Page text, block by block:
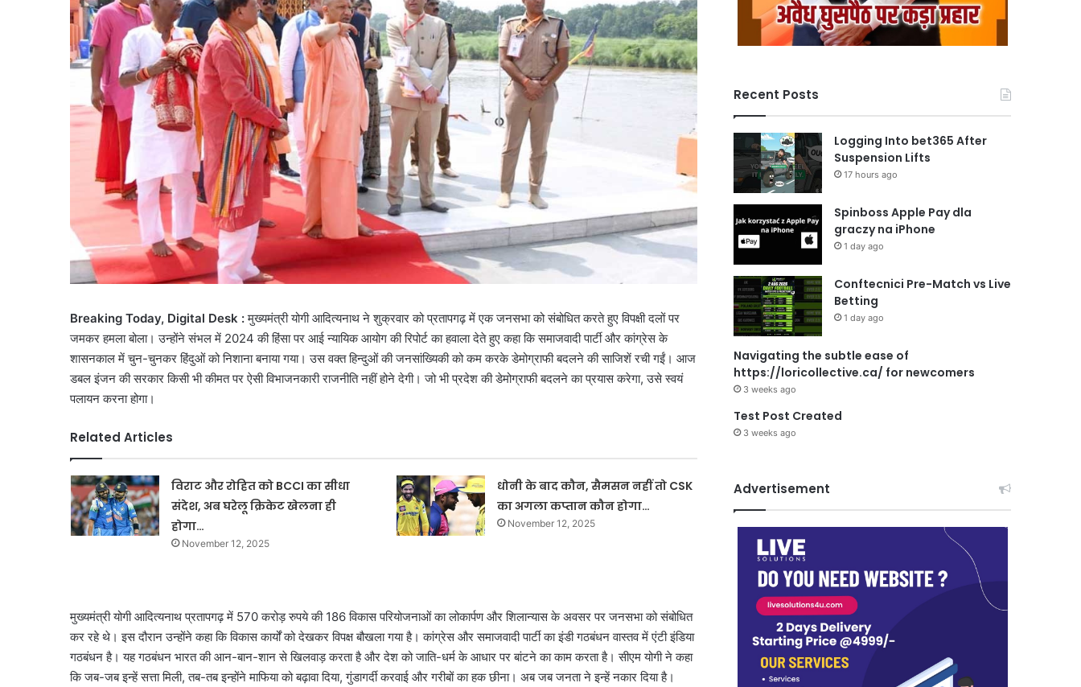
Breaking Today, Digital Desk :मुख्यमंत्री योगी आदित्यनाथ ने शुक्रवार को प्रतापगढ़ में एक जनसभा को संबोधित करते हुए विपक्षी दलों पर
जमकर हमला बोला। उन्होंने संभल में 2024 की हिंसा पर आई न्यायिक आयोग की रिपोर्ट का हवाला देते हुए कहा कि समाजवादी पार्टी और कांग्रेस के
शासनकाल में चुन-चुनकर हिंदुओं को निशाना बनाया गया। उस वक्त हिन्दुओं की जनसांख्यिकी को कम करके डेमोग्राफी बदलने की साजिशें रची गईं। आज
डबल इंजन की सरकार किसी भी कीमत पर ऐसी विभाजनकारी राजनीति नहीं होने देगी। जो भी प्रदेश की डेमोग्राफी बदलने का प्रयास करेगा, उसे स्वयं
पलायन करना होगा।
Related Articles
विराट और रोहित को BCCI का सीधा
संदेश, अब घरेलू क्रिकेट खेलना ही
होगा…
November 12, 2025
धोनी के बाद कौन, सैमसन नहीं तो CSK
का अगला कप्तान कौन होगा…
November 12, 2025
मुख्यमंत्री योगी आदित्यनाथ प्रतापगढ़ में 570 करोड़ रुपये की 186 विकास परियोजनाओं का लोकार्पण और शिलान्यास के अवसर पर जनसभा को संबोधित
कर रहे थे। इस दौरान उन्होंने कहा कि विकास कार्यों को देखकर विपक्ष बौखला गया है। कांग्रेस और समाजवादी पार्टी का इंडी गठबंधन वास्तव में एंटी इंडिया
गठबंधन है। यह गठबंधन भारत की आन-बान-शान से खिलवाड़ करता है और देश को जाति-धर्म के आधार पर बांटने का काम करता है। सीएम योगी ने कहा
कि जब-जब इन्हें सत्ता मिली, तब-तब इन्होंने माफिया को बढ़ावा दिया, गुंडागर्दी करवाई और गरीबों का हक छीना। अब जब जनता ने इन्हें नकार दिया है।
Recent Posts
Logging Into bet365 After
Suspension Lifts
17 hours ago
Spinboss Apple Pay dla
graczy na iPhone
1 day ago
Conftecnici Pre-Match vs Live
Betting
1 day ago
Navigating the subtle ease of
https://loricollective.ca/ for newcomers
3 weeks ago
Test Post Created
3 weeks ago
Advertisement